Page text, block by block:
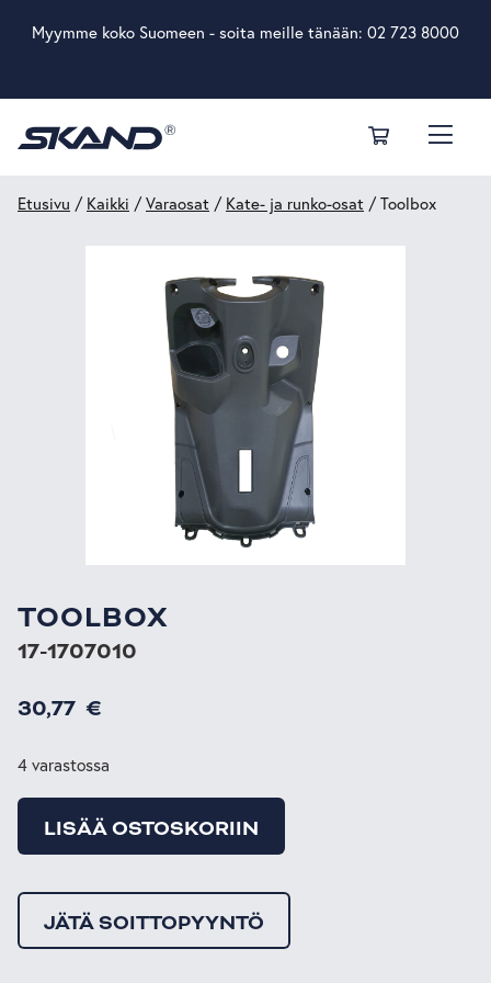
Myymme koko Suomeen - soita meille tänään: 02 723 8000
Etusivu / Kaikki /Varaosat / Kate- ja runko-osat / Toolbox
TOOLBOX
17-1707010
30,77 €
4 varastossa
LISÄÄ OSTOSKORIIN
JÄTÄ SOITTOPYYNTÖ